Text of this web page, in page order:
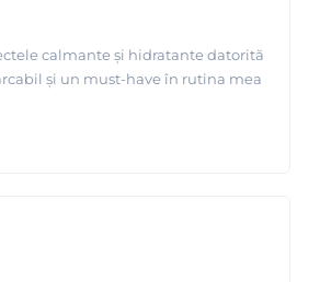
calmante și hidratante datorită
și un must-have în rutina mea